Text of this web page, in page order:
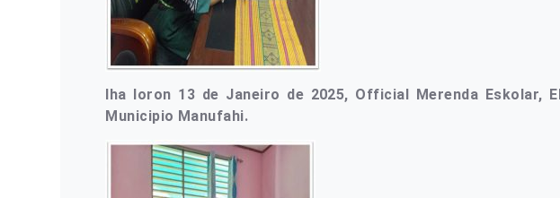
Iha loron 13 de Janeiro de 2025, Official Merenda Eskolar,
Municipio Manufahi.